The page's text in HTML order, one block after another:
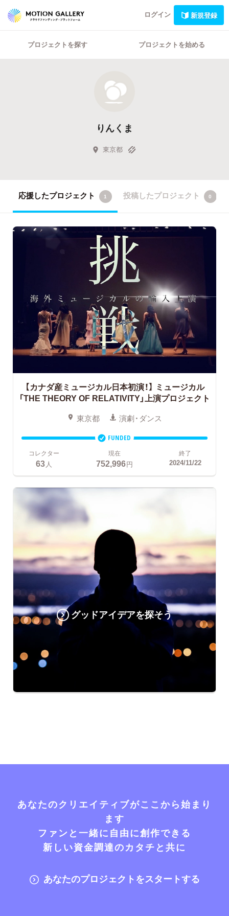
ログイン 新規登録
プロジェクトを探す プロジェクトを始める
りんくま
東京都
応援したプロジェクト 1 投稿したプロジェクト 0
【カナダ産ミュージカル日本初演！】 ミュージカル
「THE THEORY OF RELATIVITY」上演プロジェクト
東京都 演劇・ダンス
FUNDED
コレクター
63 人
現在
752,996円
終了
2024/11/22
グッドアイデアを探そう
あなたのクリエイティブがここから始まり
ます
ファンと一緒に自由に創作できる
新しい資金調達のカタチと共に
あなたのプロジェクトをスタートする